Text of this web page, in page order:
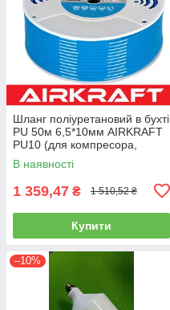
Шланг поліуретановий в бухті
PU 50м 6,5*10мм AIRKRAFT
PU10 (для компресора,
пневматичний, повітряний)
В наявності
1 359,47 ₴ 1 510,52 ₴
Купити
–10%